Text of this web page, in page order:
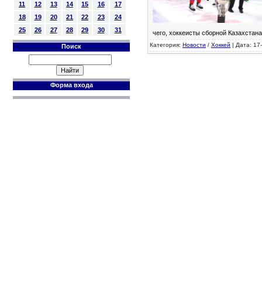
11
12 13 14 15 16
17
18
19 20 21 22 23
24
25
26 27 28 29 30 31
Поиск
Форма входа
чего, хоккеисты сборной
Категория: Новости / Хоккей | Дата: